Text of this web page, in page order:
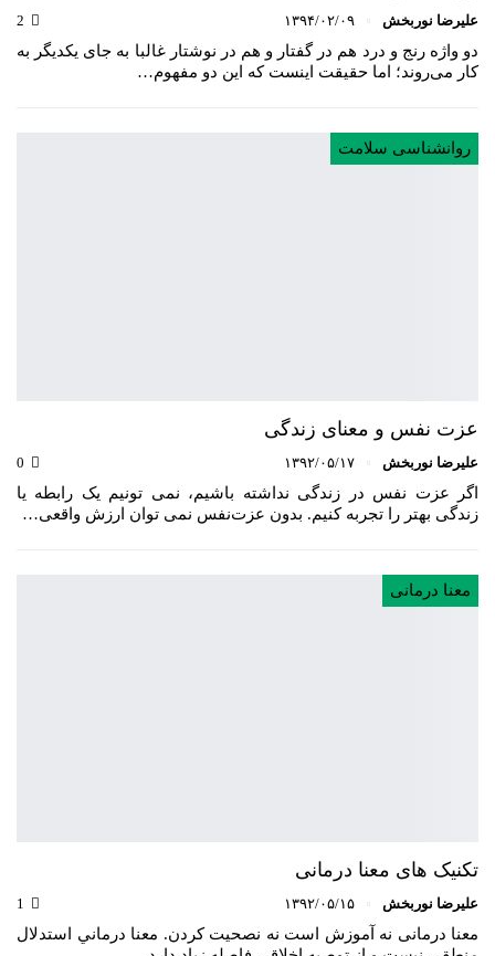
علیرضا نوربخش ۱۳۹۴/۰۲/۰۹
دو واژه‌ رنج و درد هم در گفتار و هم در نوشتار غالبا به جای یکدیگر به
کار می‌روند؛ اما حقیقت اینست که این دو مفهوم…
روانشناسی سلامت
عزت نفس و معنای زندگی
علیرضا نوربخش ۱۳۹۲/۰۵/۱۷
اگر عزت نفس در زندگی نداشته باشیم، نمی تونیم یک رابطه یا
زندگی بهتر را تجربه کنیم. بدون عزت‌نفس نمی توان ارزش واقعی…
معنا درمانی
تکنیک های معنا درمانی
علیرضا نوربخش ۱۳۹۲/۰۵/۱۵
معنا درمانی نه آموزش ‏است نه نصحيت کردن. معنا درماني استدلال